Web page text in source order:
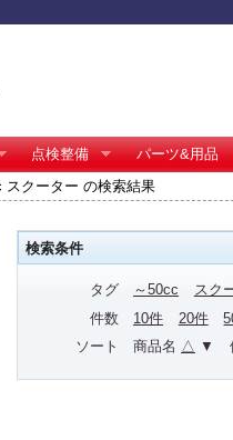
点検整備
パーツ&用品
スクーター の検索結果
検索条件
タグ ～50cc
スク
件数
10件 20件
ソート
商品名 △ ▼